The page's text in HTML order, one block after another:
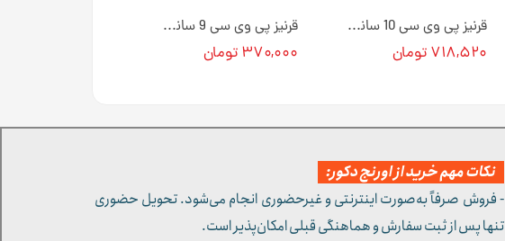
قرنیز پی وی سی 9 سانت رنگ طوسی تیره به طول 3 متر کد 946 [انبار تهران]
۳۷۰,۰۰۰ تومان
قرنیز پی وی سی 10 سانتی متری رنگ نقره ای ساده کد 1046 [انبار تهران]
۷۱۸,۵۲۰ تومان
نکات مهم خرید از اورنج دکور:
- فروش صرفاً به‌صورت اینترنتی و غیرحضوری انجام می‌شود. تحویل حضوری
تنها پس از ثبت سفارش و هماهنگی قبلی امکان‌پذیر است.